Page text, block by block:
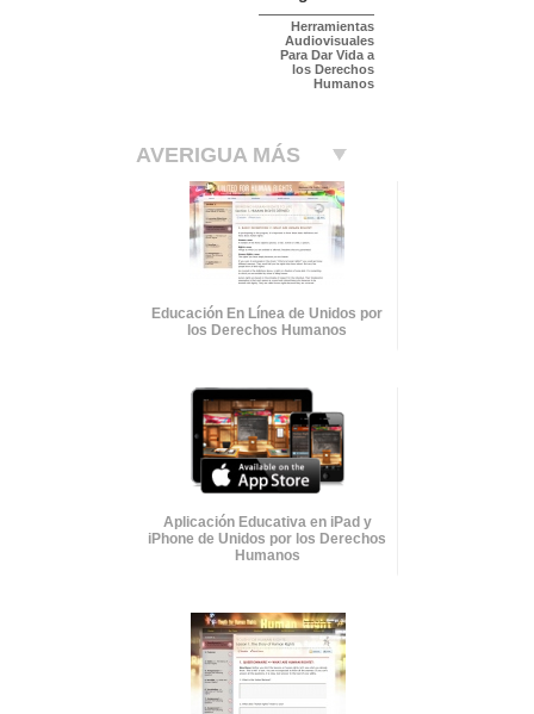
Herramientas
Audiovisuales
Para Dar Vida a
los Derechos
Humanos
AVERIGUA MÁS
Educación En Línea de Unidos por
los Derechos Humanos
Aplicación Educativa en iPad y
iPhone de Unidos por los Derechos
Humanos